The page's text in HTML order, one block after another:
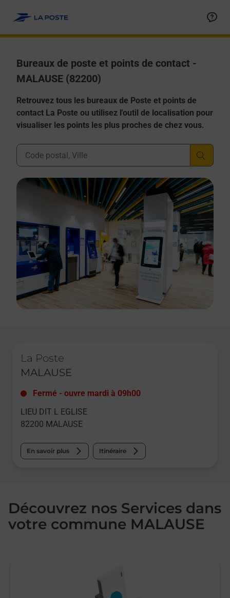
Bureaux de poste et points de contact -
MALAUSE (82200)
Retrouvez tous les bureaux de Poste et points de
contact La Poste ou utilisez l'outil de localisation pour
visualiser les points les plus proches de chez vous.
Ville, Département, Code Postal
La Poste
MALAUSE
Fermé - ouvre mardi à 09h00
LIEU DIT L EGLISE
82200 MALAUSE
En savoir plus Itinéraire
Découvrez nos Services dans
votre commune MALAUSE